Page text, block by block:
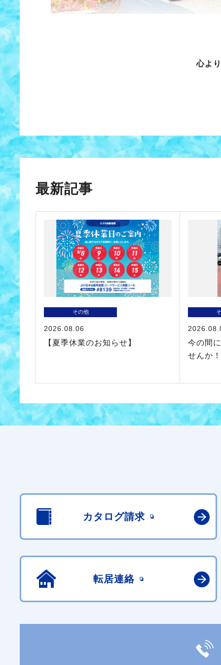
心よ
最新記事
その他
2026.08.06
【夏季休業のお知らせ】
今の間
せんか
カタログ請求
転居連絡